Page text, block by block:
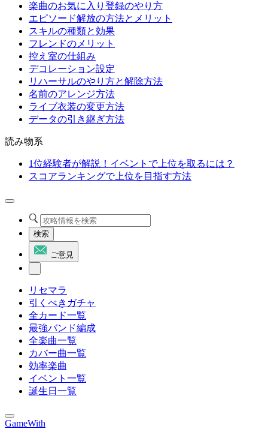
楽曲のお気に入り登録のやり方
エピソード解放の方法とメリット
スキルの種類と効果
フレンドのメリット
控え室の仕組み
デコレーション設定
リハーサルのやり方と解除方法
名前のアレンジ方法
ライブ衣装の変更方法
データの引き継ぎ方法
読み物系
1位経験者が解説！イベントで上位を取るには？
スコアランキングで上位を目指す方法
検索
ご意見
リセマラ
引くべきガチャ
全カード一覧
最強バンド編成
全楽曲一覧
カバー曲一覧
効率楽曲
イベント一覧
誕生日一覧
GameWith